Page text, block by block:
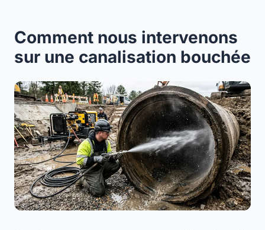
Comment nous intervenons
sur une canalisation bouchée